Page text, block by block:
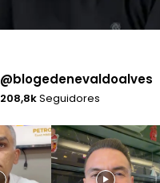
@blogedenevaldoalves
208,8kSeguidores